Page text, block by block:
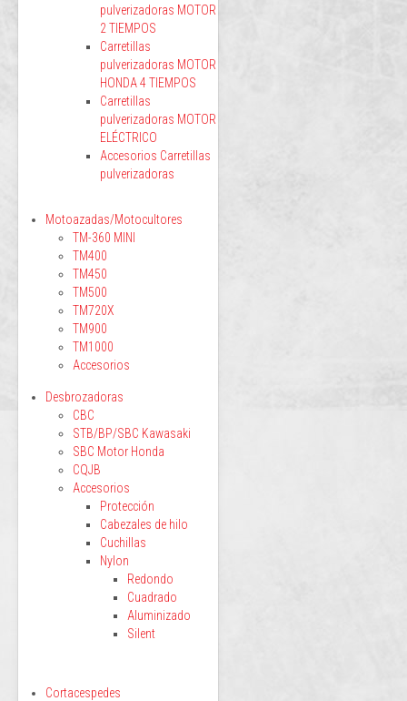
pulverizadoras MOTOR
2 TIEMPOS
Carretillas
pulverizadoras MOTOR
HONDA 4 TIEMPOS
Carretillas
pulverizadoras MOTOR
ELÉCTRICO
Accesorios Carretillas
pulverizadoras
Motoazadas/Motocultores
TM-360 MINI
TM400
TM450
TM500
TM720X
TM900
TM1000
Accesorios
Desbrozadoras
CBC
STB/BP/SBC Kawasaki
SBC Motor Honda
CQJB
Accesorios
Protección
Cabezales de hilo
Cuchillas
Nylon
Redondo
Cuadrado
Aluminizado
Silent
Cortacespedes